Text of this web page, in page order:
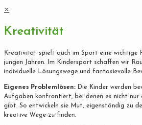
✕
Kreativität
Kreativität spielt auch im Sport eine wichtige
jungen Jahren. Im Kindersport schaffen wir
individuelle Lösungswege und fantasievolle
Eigenes Problemlösen: Die Kinder werden
Aufgaben konfrontiert, bei denen es nicht nur
gibt. So entwickeln sie Mut, eigenständig zu
kreative Wege zu finden.